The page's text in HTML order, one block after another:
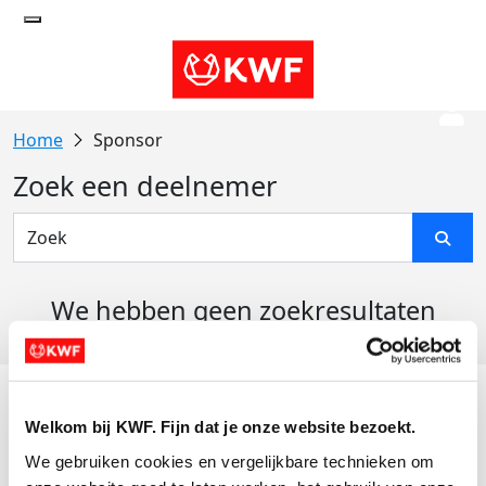
Welkom bij KWF. Fijn dat je onze website bezoekt.
We gebruiken cookies en vergelijkbare technieken om
Sponsor
Zoek een deelnemer
We hebben geen zoekresultaten
Actiematerialen
Evenementen